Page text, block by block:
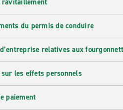
ravitaillement
du permis de conduire
relatives aux
les effets personnels
paiement